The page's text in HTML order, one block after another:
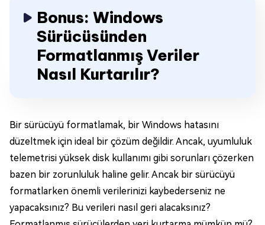
Bonus: Windows
Sürücüsünden
Formatlanmış Veriler
Nasıl Kurtarılır?
Bir sürücüyü formatlamak, bir Windows hatasını
düzeltmek için ideal bir çözüm değildir. Ancak, uyumluluk
telemetrisi yüksek disk kullanımı gibi sorunları çözerken
bazen bir zorunluluk haline gelir. Ancak bir sürücüyü
formatlarken önemli verilerinizi kaybederseniz ne
yapacaksınız? Bu verileri nasıl geri alacaksınız?